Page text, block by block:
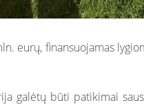
eurų, finansuojamas
galėtų būti patikimai